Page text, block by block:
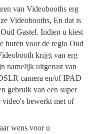
van Videobooths erg
Videobooths, En dat is
Gastel. Indien u kiest
huren voor de regio Oud
krijgt van erg
namelijk uitgerust van
camera en/of IPAD
gebruik van een super
video's bewerkt met of
wens voor u